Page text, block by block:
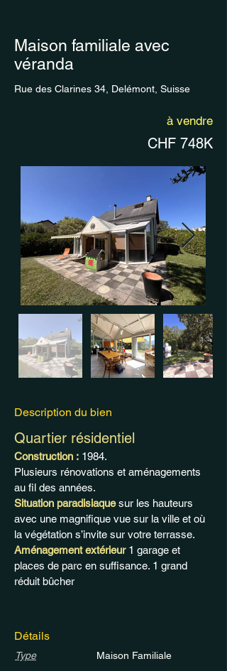
Maison familiale avec
véranda
Rue des Clarines 34, Delémont, Suisse
à vendre
CHF 748K
Description du bien
Quartier résidentiel
Construction : 1984.
Plusieurs rénovations et aménagements
au fil des années.
Situation paradisiaque sur les hauteurs
avec une magnifique vue sur la ville et où
la végétation s’invite sur votre terrasse.
Aménagement extérieur 1 garage et
places de parc en suffisance. 1 grand
réduit bûcher
Détails
Type
Maison Familiale